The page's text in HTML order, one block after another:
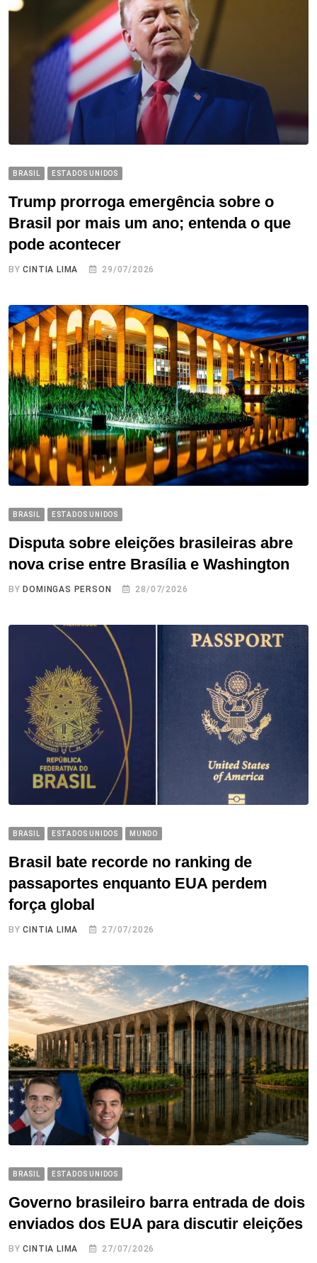
BRASIL ESTADOS UNIDOS
Trump prorroga emergência sobre o
Brasil por mais um ano; entenda o que
pode acontecer
BYCINTIA LIMA 29/07/2026
BRASIL ESTADOS UNIDOS
Disputa sobre eleições brasileiras abre
nova crise entre Brasília e Washington
BYDOMINGAS PERSON 28/07/2026
BRASIL ESTADOS UNIDOS MUNDO
Brasil bate recorde no ranking de
passaportes enquanto EUA perdem
força global
BYCINTIA LIMA 27/07/2026
BRASIL ESTADOS UNIDOS
Governo brasileiro barra entrada de dois
enviados dos EUA para discutir eleições
BYCINTIA LIMA 27/07/2026